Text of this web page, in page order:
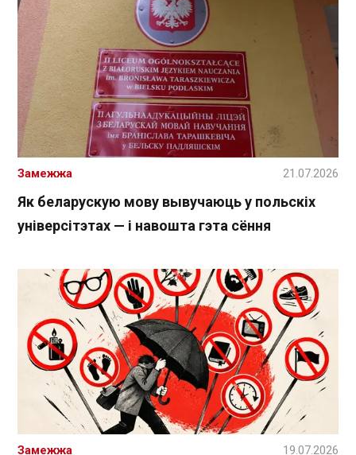
Як беларускую мову вывучаюць у польскіх
універсітэтах — і навошта гэта сёння
Замежжа 21.07.2026
Замежжа 19.07.2026